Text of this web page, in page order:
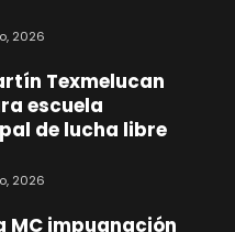
2026
Texmelucan
escuela
de lucha libre
2026
MC impugnación